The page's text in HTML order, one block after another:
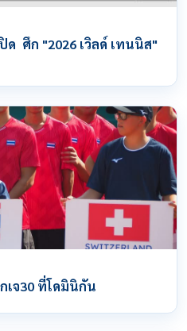
ด ศึก "2026 เวิลด์ เทนนิส"
เจ30 ที่โดมินิกัน